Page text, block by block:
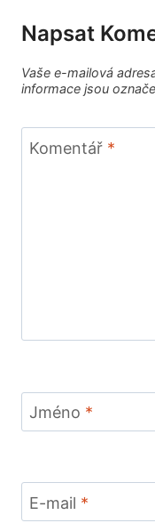
Napsat
Vaše e-mailová
informace jsou
Komentář *
Jméno *
E-mail *